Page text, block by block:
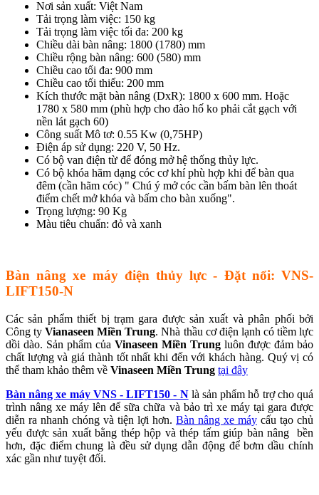
Nơi sản xuất: Việt Nam
Tải trọng làm việc: 150 kg
Tải trọng làm việc tối đa: 200 kg
Chiều dài bàn nâng: 1800 (1780) mm
Chiều rộng bàn nâng: 600 (580) mm
Chiều cao tối đa: 900 mm
Chiều cao tối thiểu: 200 mm
Kích thước mặt bàn nâng (DxR): 1800 x 600 mm. Hoặc
1780 x 580 mm (phù hợp cho đào hố ko phải cắt gạch với
nền lát gạch 60)
Công suất Mô tơ: 0.55 Kw (0,75HP)
Điện áp sử dụng: 220 V, 50 Hz.
Có bộ van điện từ để đóng mở hệ thống thủy lực.
Có bộ khóa hãm dạng cóc cơ khí phù hợp khi để bàn qua
đêm (cần hãm cóc) " Chú ý mở cóc cần bấm bàn lên thoát
điểm chết mở khóa và bấm cho bàn xuống".
Trọng lượng: 90 Kg
Màu tiêu chuẩn: đỏ và xanh
Bàn nâng xe máy điện thủy lực - Đặt nổi: VNS-
LIFT150-N
Các sản phẩmthiết bị trạm gara được sản xuất và phân phối bởi
Công tyVianaseen Miền Trung. Nhà thầu cơ điện lạnh có tiềm lực
dồi dào. Sản phẩm của Vinaseen Miền Trung luôn được đảm bảo
chất lượng và giá thành tốt nhất khi đến với khách hàng. Quý vị có
thể tham khảo thêm về Vinaseen Miền Trung tại đây
Bàn nâng xe máy VNS - LIFT150 - N là sản phẩm hỗ trợ cho quá
trình nâng xe máy lên để sữa chữa và bảo trì xe máy tại gara được
diễn ra nhanh chóng và tiện lợi hơn. Bàn nâng xe máy cấu tạo chủ
yếu được sản xuất bằng thép hộp và thép tấm giúp bàn nâng bền
hơn, đặc điểm chung là đều sử dụng dẫn động để bơm dầu chính
xác gần như tuyệt đối.